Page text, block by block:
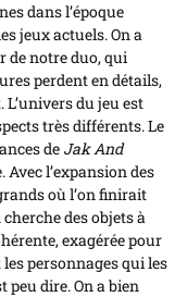
dans l’époque
jeux actuels. On a
de notre duo, qui
perdent en détails,
du jeu est
très différents. Le
de Jak And
Avec l’expansion des
où l’on finirait
des objets à
exagérée pour
personnages qui les
peu dire. On a bien